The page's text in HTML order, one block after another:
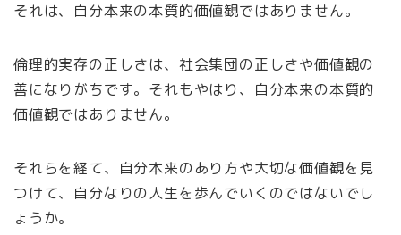
それは、自分本来の本質的価値観ではありません。
倫理的実存の正しさは、社会集団の正しさや価値観の
善になりがちです。それもやはり、自分本来の本質的
価値観ではありません。
それらを経て、自分本来のあり方や大切な価値観を見
つけて、自分なりの人生を歩んでいくのではないでし
ょうか。